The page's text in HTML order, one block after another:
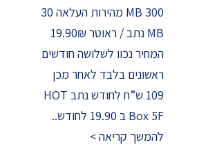
300 MB מהירות העלאה 30
MB נתב / ראוטר 19.90₪
המחיר נכוו לשלושה חודשים
ראשונים בלבד לאחר מכן
109 ש”ח לחודש נתב HOT
Box 5F ב 19.90 לחודש..
להמשך קריאה >